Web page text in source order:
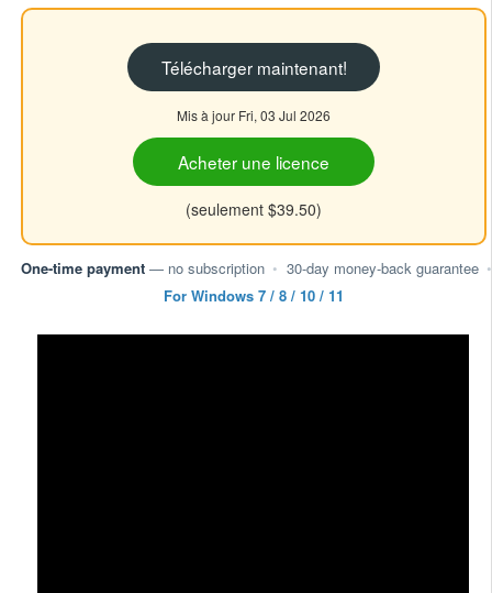
Télécharger maintenant!
Mis à jour Fri, 03 Jul 2026
Acheter une licence
(seulement $39.50)
One-time payment — no subscription • 30-day money-back guarantee •
For Windows 7 / 8 / 10 / 11